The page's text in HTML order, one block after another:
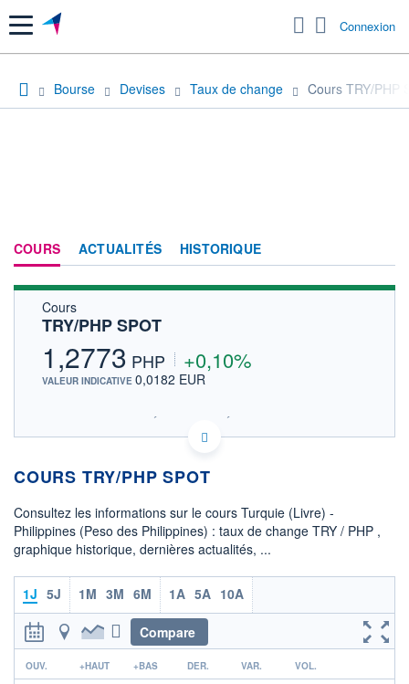
Menu Connexion
Bourse Devises Taux de change Cours TRY/PHP
COURS ACTUALITÉS HISTORIQUE
Cours
TRY/PHP SPOT
1,2773 PHP +0,10%
VALEUR INDICATIVE 0,0182 EUR
SIX - FOREX 2 DONNÉES TEMPS RÉEL
Politique d'exécution
12h55
1,276
OUVERTURE
1,2757
CLÔTURE VEILLE
1,2786 1,2729
COURS TRY/PHP SPOT
Consultez les informations sur le cours Turquie (Livre) -
Philippines (Peso des Philippines) : taux de change TRY / PHP ,
graphique historique, dernières actualités, ...
1J 5J 1M 3M 6M 1A 5A 10A
Compare
r
OUV. +HAUT +BAS DER. VAR. VOL.